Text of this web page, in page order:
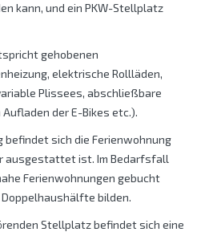
kann, und ein PKW-Stellplatz
gehobenen
elektrische Rollläden,
Plissees, abschließbare
der E-Bikes etc.).
befindet sich die Ferienwohnung
ausgestattet ist. Im Bedarfsfall
Ferienwohnungen gebucht
bilden.
Stellplatz befindet sich eine